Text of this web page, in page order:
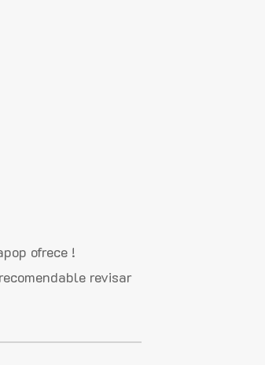
ofrece !
revisar